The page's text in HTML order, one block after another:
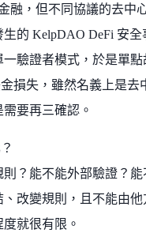
融，但不同協議的去中
的 KelpDAO DeFi 安全
驗證者模式，於是單點
損失，雖然名義上是去
要再三確認。
？能不能外部驗證？能
改變規則，且不能由他
就很有限。